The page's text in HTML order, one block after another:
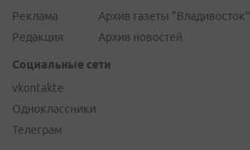
Реклама
Редакция
Архив газеты "Владивосток"
Архив новостей
Социальные сети
vkontakte
Одноклассники
Телеграм